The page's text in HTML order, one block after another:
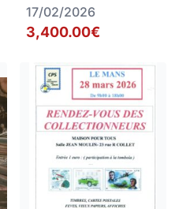
17/02/2026
3,400.00€